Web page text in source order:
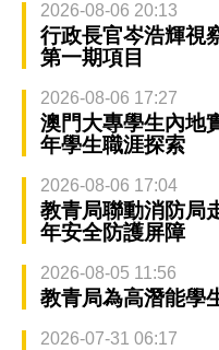
2026-08-06 20:13
行政長官岑浩輝視
第一期項目
2026-08-06 17:27
澳門大專學生內地
年學生職涯探索
2026-08-06 17:04
教青局聯動消防局
年安全防護屏障
2026-08-05 11:56
教青局為高潛能學
2026-07-31 06:17